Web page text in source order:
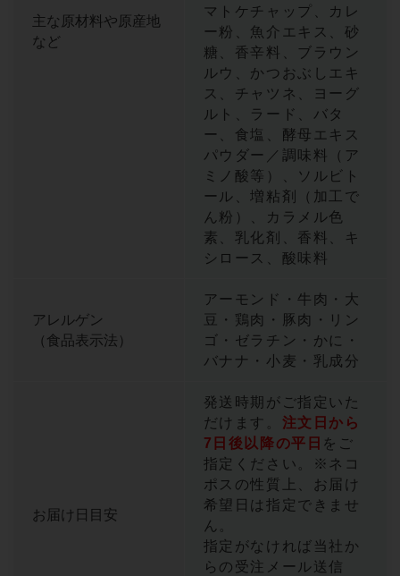
主な原材料や原産地
など
マトケチャップ、カレ
ー粉、魚介エキス、砂
糖、香辛料、ブラウン
ルウ、かつおぶしエキ
ス、チャツネ、ヨーグ
ルト、ラード、バタ
ー、食塩、酵母エキス
パウダー／調味料（ア
ミノ酸等）、ソルビト
ール、増粘剤（加工で
ん粉）、カラメル色
素、乳化剤、香料、キ
シロース、酸味料
アレルゲン
（食品表示法）
アーモンド・牛肉・大
豆・鶏肉・豚肉・リン
ゴ・ゼラチン・かに・
バナナ・小麦・乳成分
お届け日目安
発送時期がご指定いた
だけます。 注文日から
7日後以降の平日 をご
指定ください。※ネコ
ポスの性質上、お届け
希望日は指定できませ
ん。
指定がなければ当社か
らの受注メール送信